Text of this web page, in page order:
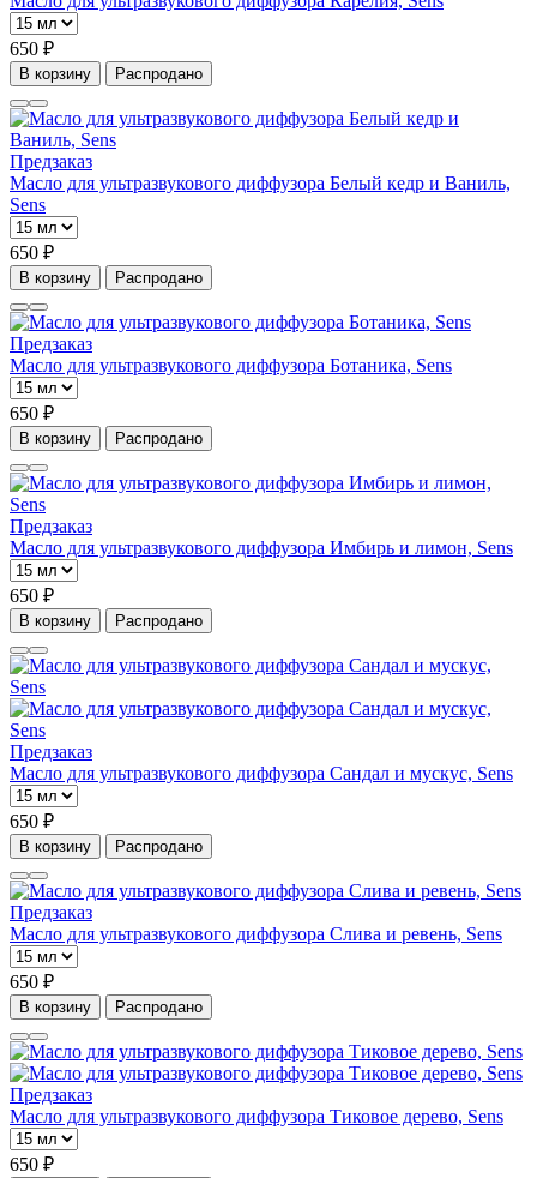
650 ₽
В корзину Распродано
Предзаказ
Масло для ультразвукового диффузора Белый кедр и Ваниль,
Sens
650 ₽
В корзину Распродано
Предзаказ
Масло для ультразвукового диффузора Ботаника, Sens
650 ₽
В корзину Распродано
Предзаказ
Масло для ультразвукового диффузора Имбирь и лимон, Sens
650 ₽
В корзину Распродано
Предзаказ
Масло для ультразвукового диффузора Сандал и мускус, Sens
650 ₽
В корзину Распродано
Предзаказ
Масло для ультразвукового диффузора Слива и ревень, Sens
650 ₽
В корзину Распродано
Предзаказ
Масло для ультразвукового диффузора Тиковое дерево, Sens
650 ₽